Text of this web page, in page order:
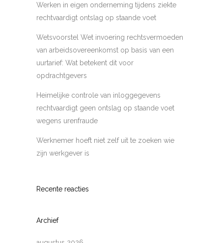
Werken in eigen onderneming tijdens ziekte
rechtvaardigt ontslag op staande voet
Wetsvoorstel Wet invoering rechtsvermoeden
van arbeidsovereenkomst op basis van een
uurtarief: Wat betekent dit voor
opdrachtgevers
Heimelijke controle van inloggegevens
rechtvaardigt geen ontslag op staande voet
wegens urenfraude
Werknemer hoeft niet zelf uit te zoeken wie
zijn werkgever is
Recente reacties
Archief